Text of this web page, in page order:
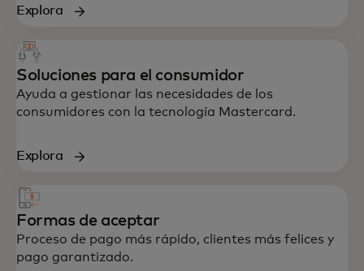
Explora
Soluciones para el consumidor
Ayuda a gestionar las necesidades de los
consumidores con la tecnología Mastercard.
Explora
Formas de aceptar
Proceso de pago más rápido, clientes más felices y
pago garantizado.